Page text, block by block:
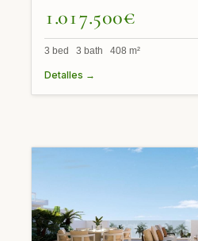
1.017.500€
3 bed 3 bath 408 m²
Detalles →